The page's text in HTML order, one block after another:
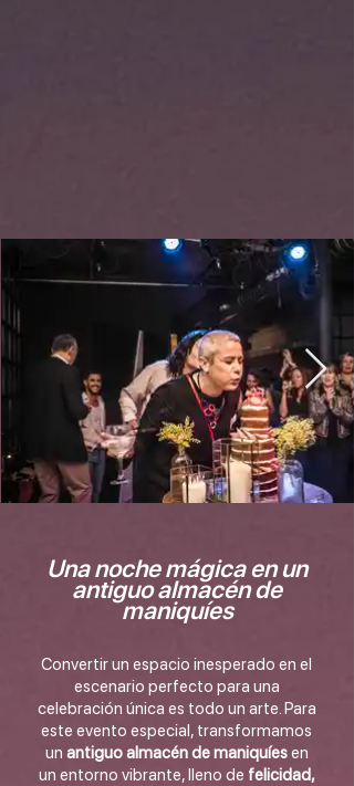
Una noche mágica en un
antiguo almacén de
maniquíes
Convertir un espacio inesperado en el
escenario perfecto para una
celebración única es todo un arte. Para
este evento especial, transformamos
un antiguo almacén de maniquíesen
un entorno vibrante, lleno de felicidad,